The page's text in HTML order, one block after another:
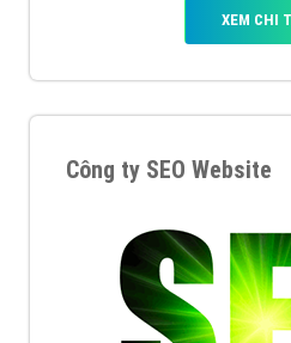
XEM CHI
Công ty SEO Website